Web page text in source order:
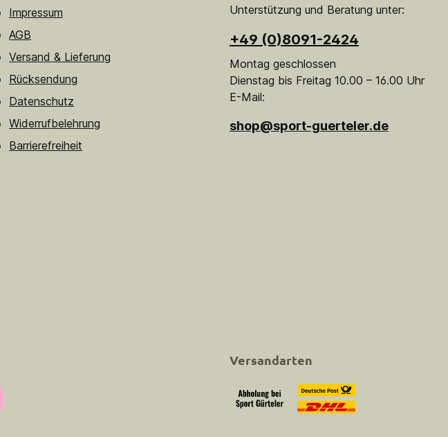
Impressum
AGB
Versand & Lieferung
Rücksendung
Datenschutz
Widerrufbelehrung
Barrierefreiheit
Unterstützung und Beratung unter:
+49 (0)8091-2424
Montag geschlossen
Dienstag bis Freitag 10.00 – 16.00 Uhr
E-Mail:
shop@sport-guerteler.de
Versandarten